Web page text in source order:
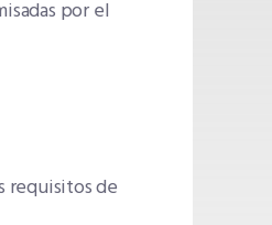
por el
requisitos de